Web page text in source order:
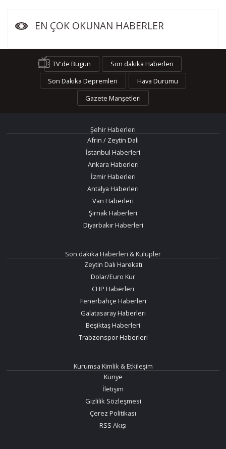
EN ÇOK OKUNAN HABERLER
TV'de Bugün
Son dakika Haberleri
Son Dakika Depremleri
Hava Durumu
Gazete Manşetleri
Şehir Haberleri
Afrin / Zeytin Dalı
İstanbul Haberleri
Ankara Haberleri
İzmir Haberleri
Antalya Haberleri
Van Haberleri
Şırnak Haberleri
Diyarbakır Haberleri
Son dakika Haberleri & Kulüpler
Zeytin Dalı Harekatı
Dolar/Euro Kur
CHP Haberleri
Fenerbahçe Haberleri
Galatasaray Haberleri
Beşiktaş Haberleri
Trabzonspor Haberleri
Kurumsa Kimlik & Etkileşim
Künye
İletişim
Gizlilik Sözleşmesi
Çerez Politikası
RSS Akışı